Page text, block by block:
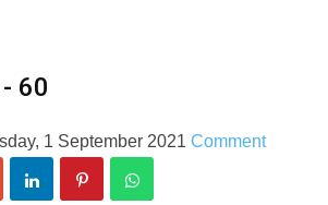
60
1 September 2021 Comment